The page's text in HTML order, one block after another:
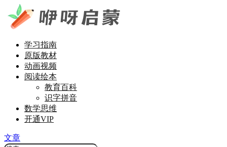
学习指南
原版教材
动画视频
阅读绘本
教育百科
识字拼音
数学思维
开通VIP
文章